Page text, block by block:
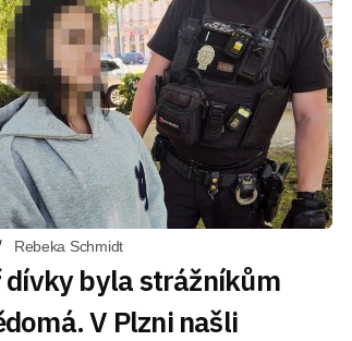
Rebeka Schmidt
dívky byla strážníkům
V Plzni našli